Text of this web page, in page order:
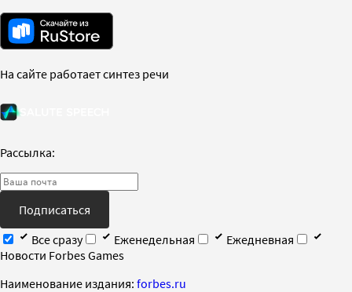
На сайте работает синтез речи
Рассылка:
Подписаться
Все сразу
Еженедельная
Ежедневная
Новости Forbes Games
Наименование издания: forbes.ru